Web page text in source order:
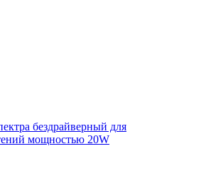
бездрайверный для
мощностью 20W